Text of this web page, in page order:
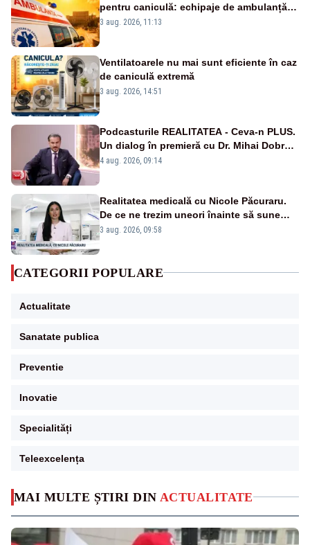
MAI MULTE ȘTIRI DIN ACTUALITATE
pentru caniculă: echipaje de ambulanță
suplimentate, stocuri de medicamente
3 aug. 2026, 11:13
Ventilatoarele nu mai sunt eficiente în caz
de caniculă extremă
3 aug. 2026, 14:51
Podcasturile REALITATEA - Ceva-n PLUS.
Un dialog în premieră cu Dr. Mihai Dobra –
VIDEO
4 aug. 2026, 09:14
Realitatea medicală cu Nicole Păcuraru.
De ce ne trezim uneori înainte să sune
alarma?
3 aug. 2026, 09:58
CATEGORII POPULARE
Actualitate
Sanatate publica
Preventie
Inovatie
Specialități
Teleexcelența